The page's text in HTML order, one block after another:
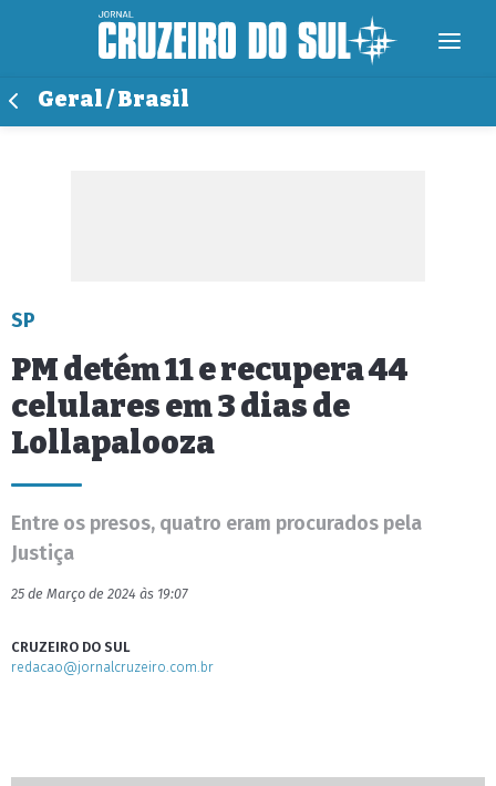
Geral / Brasil
SP
PM detém 11 e recupera 44
celulares em 3 dias de
Lollapalooza
Entre os presos, quatro eram procurados pela
Justiça
25 de Março de 2024 às 19:07
CRUZEIRO DO SUL
redacao@jornalcruzeiro.com.br